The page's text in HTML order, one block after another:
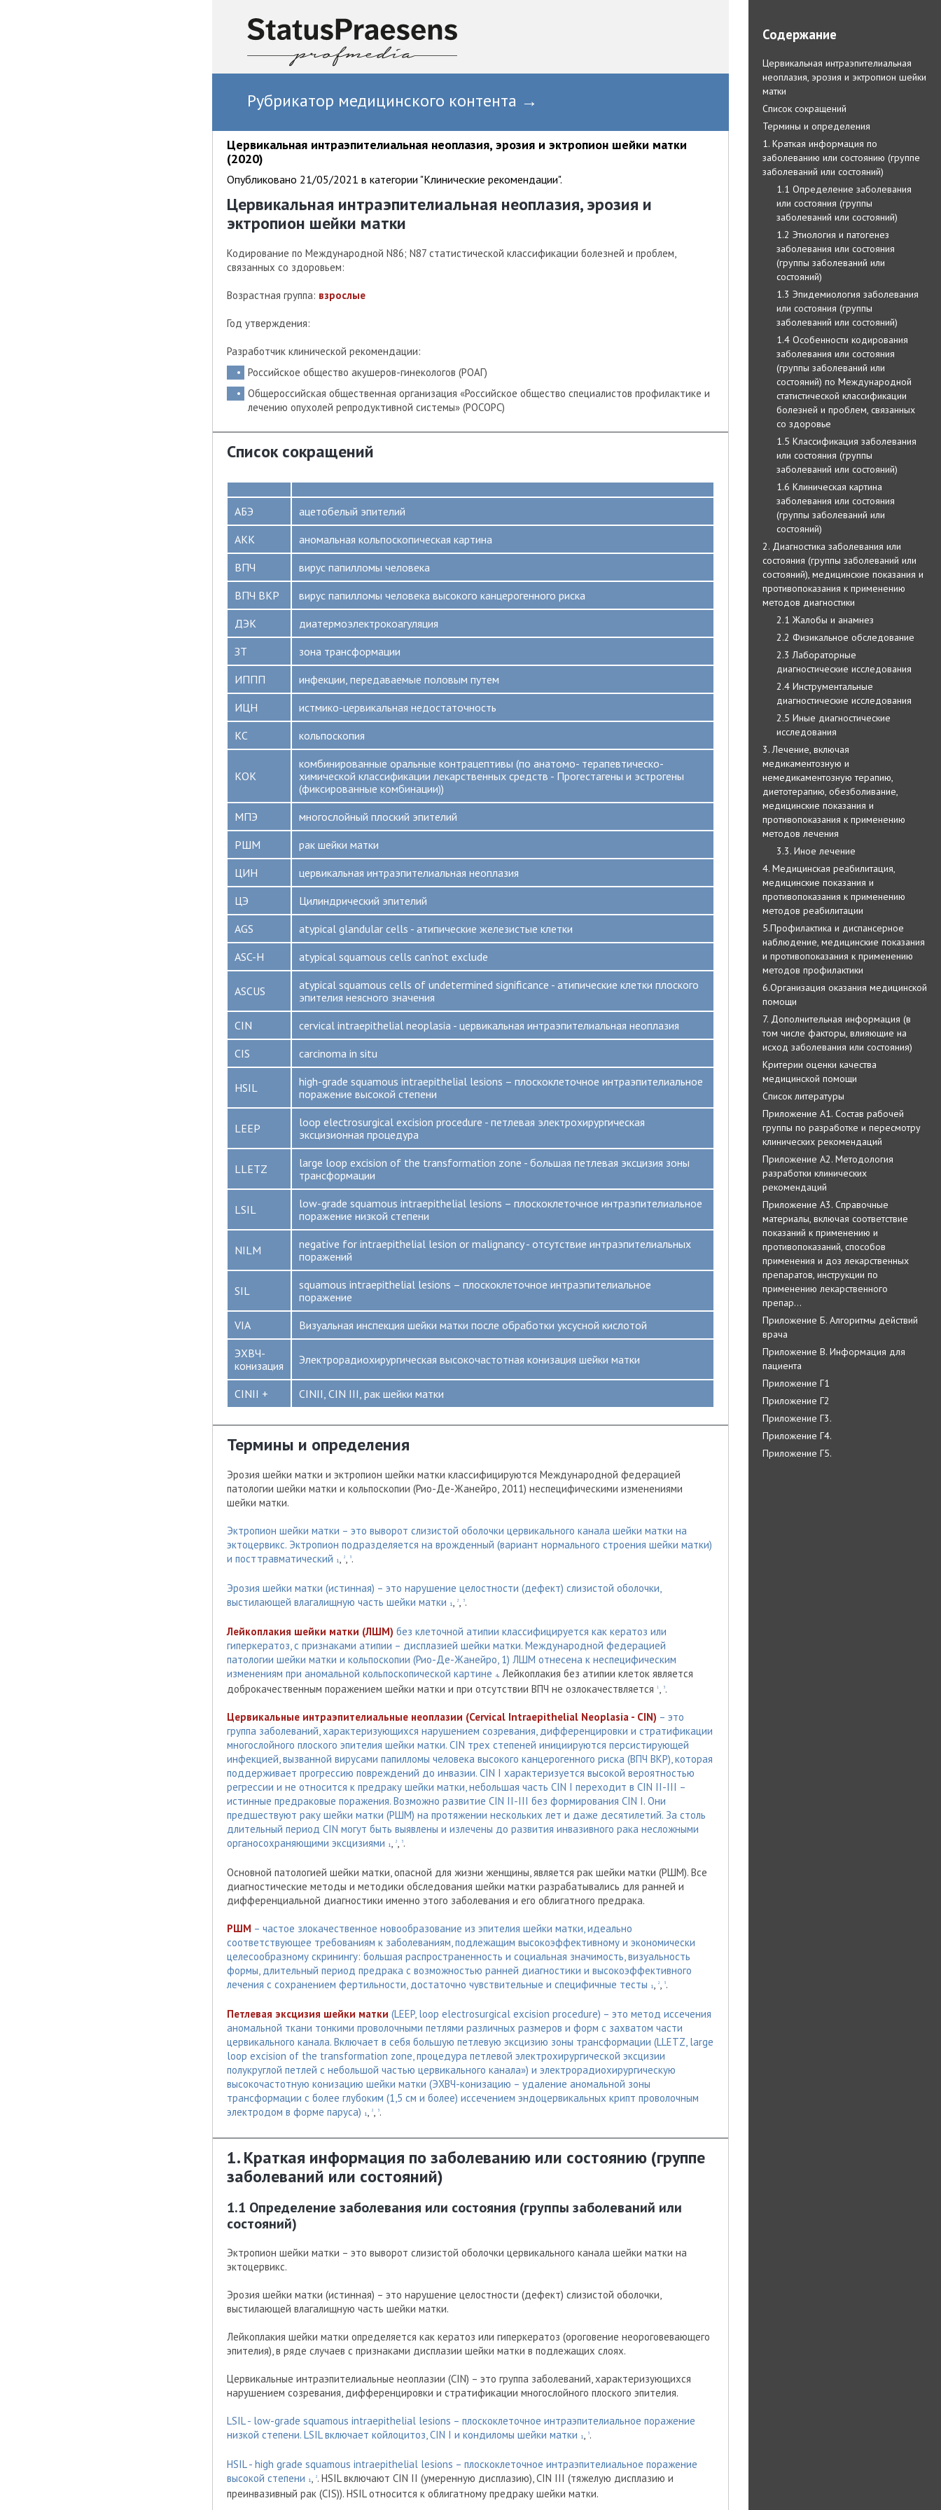
Рубрикатор медицинского контента →
Цервикальная интраэпителиальная неоплазия, эрозия и эктропион шейки матки
(2020)
Опубликовано 21/05/2021 в категории "Клинические рекомендации".
Содержание
Цервикальная интраэпителиальная
неоплазия, эрозия и эктропион шейки
матки
Список сокращений
Термины и определения
1. Краткая информация по
заболеванию или состоянию (группе
заболеваний или состояний)
1.1 Определение заболевания
или состояния (группы
заболеваний или состояний)
1.2 Этиология и патогенез
заболевания или состояния
(группы заболеваний или
состояний)
1.3 Эпидемиология заболевания
или состояния (группы
заболеваний или состояний)
1.4 Особенности кодирования
заболевания или состояния
(группы заболеваний или
состояний) по Международной
статистической классификации
болезней и проблем, связанных
со здоровье
1.5 Классификация заболевания
или состояния (группы
заболеваний или состояний)
1.6 Клиническая картина
заболевания или состояния
(группы заболеваний или
состояний)
2. Диагностика заболевания или
состояния (группы заболеваний или
состояний), медицинские показания и
противопоказания к применению
методов диагностики
2.1 Жалобы и анамнез
2.2 Физикальное обследование
2.3 Лабораторные
диагностические исследования
2.4 Инструментальные
диагностические исследования
2.5 Иные диагностические
исследования
3. Лечение, включая
медикаментозную и
немедикаментозную терапию,
диетотерапию, обезболивание,
медицинские показания и
противопоказания к применению
методов лечения
3.3. Иное лечение
4. Медицинская реабилитация,
медицинские показания и
противопоказания к применению
методов реабилитации
5.Профилактика и диспансерное
наблюдение, медицинские показания
и противопоказания к применению
методов профилактики
6.Организация оказания медицинской
помощи
7. Дополнительная информация (в
том числе факторы, влияющие на
исход заболевания или состояния)
Критерии оценки качества
медицинской помощи
Список литературы
Приложение А1. Состав рабочей
группы по разработке и пересмотру
клинических рекомендаций
Приложение А2. Методология
разработки клинических
рекомендаций
Приложение А3. Справочные
материалы, включая соответствие
показаний к применению и
противопоказаний, способов
применения и доз лекарственных
препаратов, инструкции по
применению лекарственного
препар…
Приложение Б. Алгоритмы действий
врача
Приложение В. Информация для
пациента
Приложение Г1
Приложение Г2
Приложение Г3.
Приложение Г4.
Приложение Г5.
Цервикальная интраэпителиальная неоплазия, эрозия и
эктропион шейки матки
Кодирование по Международной N86; N87 статистической классификации болезней и проблем,
связанных со здоровьем:
Возрастная группа: взрослые
Год утверждения:
Разработчик клинической рекомендации:
Российское общество акушеров-гинекологов (РОАГ)
Общероссийская общественная организация «Российское общество специалистов профилактике и
лечению опухолей репродуктивной системы» (РОСОРС)
Список сокращений
АБЭ
ацетобелый эпителий
АКК
аномальная кольпоскопическая картина
ВПЧ
вирус папилломы человека
ВПЧ ВКР
вирус папилломы человека высокого канцерогенного риска
ДЭК
диатермоэлектрокоагуляция
ЗТ
зона трансформации
ИППП
инфекции, передаваемые половым путем
ИЦН
истмико-цервикальная недостаточность
КС
кольпоскопия
КОК
комбинированные оральные контрацептивы (по анатомо- терапевтическо-
химической классификации лекарственных средств - Прогестагены и эстрогены
(фиксированные комбинации))
МПЭ
многослойный плоский эпителий
РШМ
рак шейки матки
ЦИН
цервикальная интраэпителиальная неоплазия
ЦЭ
Цилиндрический эпителий
AGS
atypical glandular cells - атипические железистые клетки
ASC-H
atypical squamous cells can'not exclude
ASCUS
atypical squamous cells of undetermined significance - атипические клетки плоского
эпителия неясного значения
CIN
cervical intraepithelial neoplasia - цервикальная интраэпителиальная неоплазия
CIS
carcinoma in situ
HSIL
high-grade squamous intraepithelial lesions – плоскоклеточное интраэпителиальное
поражение высокой степени
LEEP
loop electrosurgical excision procedure - петлевая электрохирургическая
эксцизионная процедура
LLETZ
large loop excision of the transformation zone - большая петлевая эксцизия зоны
трансформации
LSIL
low-grade squamous intraepithelial lesions – плоскоклеточное интраэпителиальное
поражение низкой степени
NILM
negative for intraepithelial lesion or malignancy - отсутствие интраэпителиальных
поражений
SIL
squamous intraepithelial lesions – плоскоклеточное интраэпителиальное
поражение
VIA
Визуальная инспекция шейки матки после обработки уксусной кислотой
ЭХВЧ-
конизация
Электрорадиохирургическая высокочастотная конизация шейки матки
CINII + CINII, CIN III, рак шейки матки
Термины и определения
Эрозия шейки матки и эктропион шейки матки классифицируются Международной федерацией
патологии шейки матки и кольпоскопии (Рио-Де-Жанейро, 2011) неспецифическими изменениями
шейки матки.
Эктропион шейки матки – это выворот слизистой оболочки цервикального канала шейки матки на
эктоцервикс. Эктропион подразделяется на врожденный (вариант нормального строения шейки матки)
и посттравматический 1, 2, 3.
Эрозия шейки матки (истинная) – это нарушение целостности (дефект) слизистой оболочки,
выстилающей влагалищную часть шейки матки 1, 2, 3.
Лейкоплакия шейки матки (ЛШМ) без клеточной атипии классифицируется как кератоз или
гиперкератоз, с признаками атипии – дисплазией шейки матки. Международной федерацией
патологии шейки матки и кольпоскопии (Рио-Де-Жанейро, 1) ЛШМ отнесена к неспецифическим
изменениям при аномальной кольпоскопической картине 4. Лейкоплакия без атипии клеток является
доброкачественным поражением шейки матки и при отсутствии ВПЧ не озлокачествляется
1, 3.
Цервикальные интраэпителиальные неоплазии (Cervical Intraepithelial Neoplasia - CIN) – это
группа заболеваний, характеризующихся нарушением созревания, дифференцировки и стратификации
многослойного плоского эпителия шейки матки. CIN трех степеней инициируются персистирующей
инфекцией, вызванной вирусами папилломы человека высокого канцерогенного риска (ВПЧ ВКР), которая
поддерживает прогрессию повреждений до инвазии. CIN I характеризуется высокой вероятностью
регрессии и не относится к предраку шейки матки, небольшая часть CIN I переходит в CIN II-III –
истинные предраковые поражения. Возможно развитие CIN II-III без формирования CIN I. Они
предшествуют раку шейки матки (РШМ) на протяжении нескольких лет и даже десятилетий. За столь
длительный период CIN могут быть выявлены и излечены до развития инвазивного рака несложными
органосохраняющими эксцизиями 1, 2, 3.
Основной патологией шейки матки, опасной для жизни женщины, является рак шейки матки (РШМ). Все
диагностические методы и методики обследования шейки матки разрабатывались для ранней и
дифференциальной диагностики именно этого заболевания и его облигатного предрака.
РШМ – частое злокачественное новообразование из эпителия шейки матки, идеально
соответствующее требованиям к заболеваниям, подлежащим высокоэффективному и экономически
целесообразному скринингу: большая распространенность и социальная значимость, визуальность
формы, длительный период предрака с возможностью ранней диагностики и высокоэффективного
лечения с сохранением фертильности, достаточно чувствительные и специфичные тесты 1, 2, 3.
Петлевая эксцизия шейки матки (LEEP, loop electrosurgical excision procedure) – это метод иссечения
аномальной ткани тонкими проволочными петлями различных размеров и форм с захватом части
цервикального канала. Включает в себя большую петлевую эксцизию зоны трансформации (LLETZ, large
loop excision of the transformation zone, процедура петлевой электрохирургической эксцизии
полукруглой петлей с небольшой частью цервикального канала») и электрорадиохирургическую
высокочастотную конизацию шейки матки (ЭХВЧ-конизацию – удаление аномальной зоны
трансформации с более глубоким (1,5 см и более) иссечением эндоцервикальных крипт проволочным
электродом в форме паруса) 1, 2, 3.
1. Краткая информация по заболеванию или состоянию (группе
заболеваний или состояний)
1.1 Определение заболевания или состояния (группы заболеваний или
состояний)
Эктропион шейки матки – это выворот слизистой оболочки цервикального канала шейки матки на
эктоцервикс.
Эрозия шейки матки (истинная) – это нарушение целостности (дефект) слизистой оболочки,
выстилающей влагалищную часть шейки матки.
Лейкоплакия шейки матки определяется как кератоз или гиперкератоз (ороговение неороговевающего
эпителия), в ряде случаев с признаками дисплазии шейки матки в подлежащих слоях.
Цервикальные интраэпителиальные неоплазии (CIN) – это группа заболеваний, характеризующихся
нарушением созревания, дифференцировки и стратификации многослойного плоского эпителия.
LSIL - low-grade squamous intraepithelial lesions – плоскоклеточное интраэпителиальное поражение
низкой степени. LSIL включает койлоцитоз, CIN I и кондиломы шейки матки 1, 3.
HSIL - high grade squamous intraepithelial lesions – плоскоклеточное интраэпителиальное поражение
высокой степени 1, 2. HSIL включают CIN II (умеренную дисплазию), CIN III (тяжелую дисплазию и
преинвазивный рак (CIS)). HSIL относится к облигатному предраку шейки матки.